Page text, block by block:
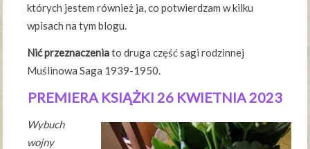
których jestem również ja, co potwierdzam w kilku
wpisach na tym blogu.
Nić przeznaczeniato druga część sagi rodzinnej
Muślinowa Saga 1939-1950.
PREMIERA KSIĄŻKI 26 KWIETNIA 2023
Wybuch
wojny